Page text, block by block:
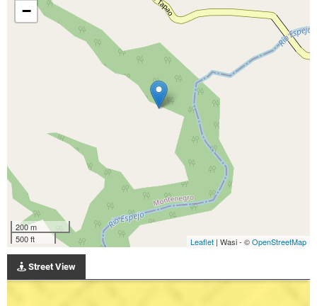
−
200 m
500 ft
Leaflet | Wasi - ©OpenStreetMap
Street View